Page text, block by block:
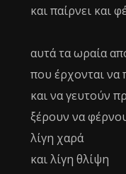
και παίρνει και
αυτά τα ωραία
που έρχονται να
και να γευτούν
ξέρουν να
λίγη χαρά
και λίγη θλίψη